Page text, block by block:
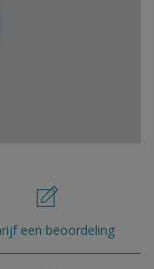
een beoordeling